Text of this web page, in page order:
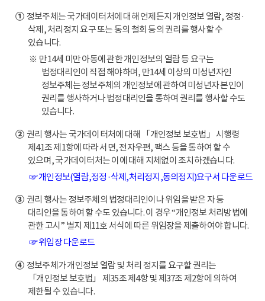
①정보주체는 국가데이터처에 대해 언제든지 개인정보 열람, 정정·
삭제, 처리정지 요구 또는 동의 철회 등의 권리를 행사할 수
있습니다.
※ 만14세 미만 아동에 관한 개인정보의 열람 등 요구는
법정대리인이 직접 해야하며, 만14세 이상의 미성년자인
정보주체는 정보주체의 개인정보에 관하여 미성년자 본인이
권리를 행사하거나 법정대리인을 통하여 권리를 행사할 수도
있습니다.
②권리 행사는 국가데이터처에 대해 「개인정보 보호법」 시행령
제41조 제1항에 따라 서면, 전자우편, 팩스 등을 통하여 할 수
있으며, 국가데이터처는 이에 대해 지체없이 조치하겠습니다.
☞ 개인정보(열람,정정·삭제,처리정지,동의정지)요구서 다운로드
③권리 행사는 정보주체의 법정대리인이나 위임을 받은 자 등
대리인을 통하여 할 수도 있습니다. 이 경우 “개인정보 처리방법에
관한 고시” 별지 제11호 서식에 따른 위임장을 제출하여야 합니다.
☞ 위임장 다운로드
④정보주체가 개인정보 열람 및 처리 정지를 요구할 권리는
「개인정보 보호법」 제35조 제4항 및 제37조 제2항에 의하여
제한될 수 있습니다.